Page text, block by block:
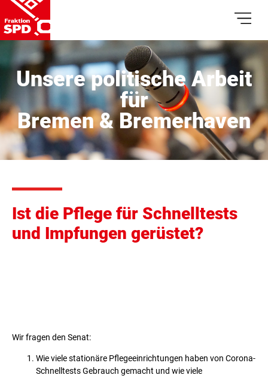
Unsere politische Arbeit
für
Bremen & Bremerhaven
Ist die Pflege für Schnelltests
und Impfungen gerüstet?
Wir fragen den Senat:
Wie viele stationäre Pflegeeinrichtungen haben von Corona-
Schnelltests Gebrauch gemacht und wie viele